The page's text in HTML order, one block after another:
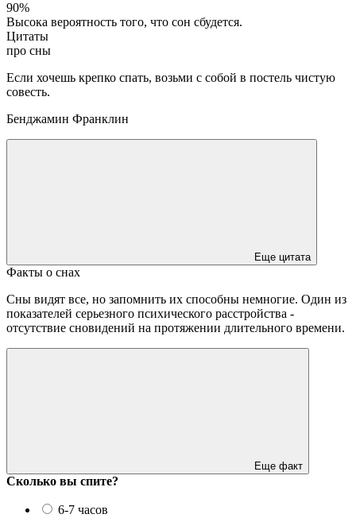
90%
Высока вероятность того, что сон сбудется.
Цитаты
про сны
Если хочешь крепко спать, возьми с собой в постель чистую
совесть.
Бенджамин Франклин
Еще цитата
Факты о снах
Сны видят все, но запомнить их способны немногие. Один из
показателей серьезного психического расстройства -
отсутствие сновидений на протяжении длительного времени.
Еще факт
Сколько вы спите?
6-7 часов